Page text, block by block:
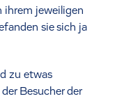
ihrem jeweiligen
sie sich ja
zu etwas
Besucher der